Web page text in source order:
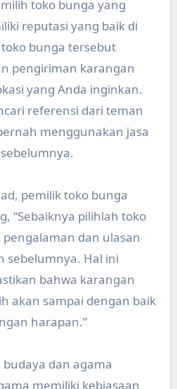
toko bunga yang
reputasi yang baik di
bunga tersebut
pengiriman karangan
yang Anda inginkan.
referensi dari teman
menggunakan jasa
pemilik toko bunga
“Sebaiknya pilihlah toko
dan ulasan
sebelumnya. Hal ini
bahwa karangan
akan sampai dengan baik
harapan.”
dan agama
memiliki kebiasaan